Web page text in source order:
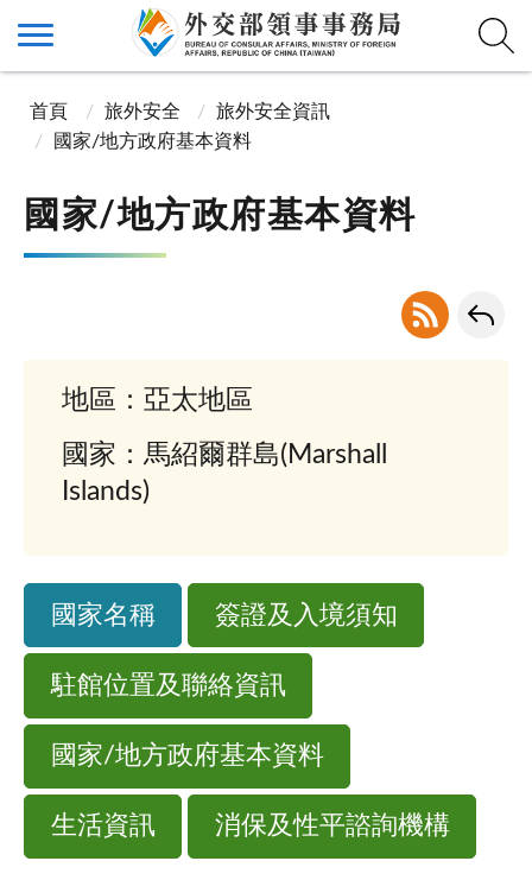
首頁 旅外安全
旅外安全資訊
國家/地方政府基本資料
國家/地方政府基本資料
地區：亞太地區
國家：馬紹爾群島(Marshall
Islands)
國家名稱 簽證及入境須知
駐館位置及聯絡資訊
國家/地方政府基本資料
生活資訊 消保及性平諮詢機構